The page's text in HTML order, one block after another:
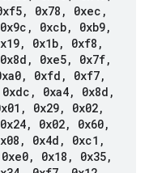
, 0x78 , 0xec ,
0x9c , 0xcb, 0xb9,
, 0x1b, 0xf8 ,
0x8d , 0xe5, 0x7f,
, 0xfd , 0xf7,
0xdc , 0xa4, 0x8d ,
, 0x29, 0x02,
0x24, 0x02, 0x60,
, 0x4d , 0xc1 ,
0xe0, 0x18 , 0x35,